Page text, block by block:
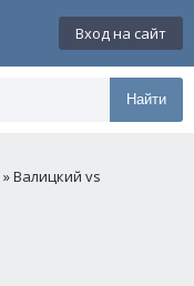
Вход на сайт
Найти
» Валицкий vs